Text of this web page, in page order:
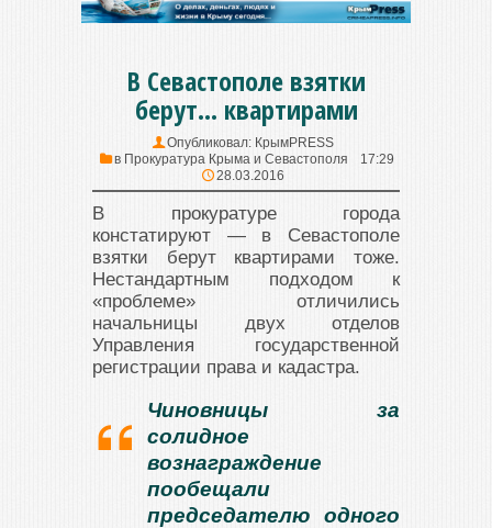
В Севастополе взятки
берут… квартирами
Опубликовал: КрымPRESS
в Прокуратура Крыма и Севастополя
17:29
28.03.2016
В прокуратуре города
констатируют — в Севастополе
взятки берут квартирами тоже.
Нестандартным подходом к
«проблеме» отличились
начальницы двух отделов
Управления государственной
регистрации права и кадастра.
Чиновницы за
солидное
вознаграждение
пообещали
председателю одного